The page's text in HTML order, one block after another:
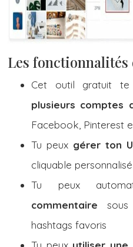
Les fonctionnalités
Cet outil gratuit
plusieurs comptes
Facebook, Pinterest
Tu peux gérer ton
cliquable personnalisé
Tu peux
commentaire
hashtags favoris